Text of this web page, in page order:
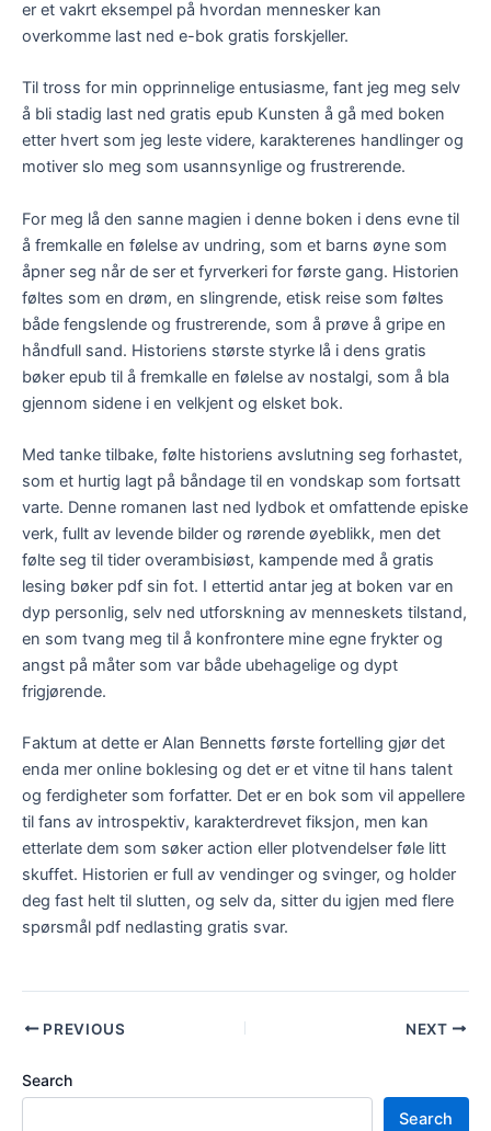
er et vakrt eksempel på hvordan mennesker kan
overkomme last ned e-bok gratis forskjeller.
Til tross for min opprinnelige entusiasme, fant jeg meg selv
å bli stadig last ned gratis epub Kunsten å gå med boken
etter hvert som jeg leste videre, karakterenes handlinger og
motiver slo meg som usannsynlige og frustrerende.
For meg lå den sanne magien i denne boken i dens evne til
å fremkalle en følelse av undring, som et barns øyne som
åpner seg når de ser et fyrverkeri for første gang. Historien
føltes som en drøm, en slingrende, etisk reise som føltes
både fengslende og frustrerende, som å prøve å gripe en
håndfull sand. Historiens største styrke lå i dens gratis
bøker epub til å fremkalle en følelse av nostalgi, som å bla
gjennom sidene i en velkjent og elsket bok.
Med tanke tilbake, følte historiens avslutning seg forhastet,
som et hurtig lagt på båndage til en vondskap som fortsatt
varte. Denne romanen last ned lydbok et omfattende episke
verk, fullt av levende bilder og rørende øyeblikk, men det
følte seg til tider overambisiøst, kampende med å gratis
lesing bøker pdf sin fot. I ettertid antar jeg at boken var en
dyp personlig, selv ned utforskning av menneskets tilstand,
en som tvang meg til å konfrontere mine egne frykter og
angst på måter som var både ubehagelige og dypt
frigjørende.
Faktum at dette er Alan Bennetts første fortelling gjør det
enda mer online boklesing og det er et vitne til hans talent
og ferdigheter som forfatter. Det er en bok som vil appellere
til fans av introspektiv, karakterdrevet fiksjon, men kan
etterlate dem som søker action eller plotvendelser føle litt
skuffet. Historien er full av vendinger og svinger, og holder
deg fast helt til slutten, og selv da, sitter du igjen med flere
spørsmål pdf nedlasting gratis svar.
PREVIOUS NEXT
Search
Search